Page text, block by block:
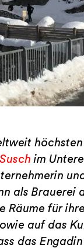
im
als Brauerei
Räume für
auf das
das